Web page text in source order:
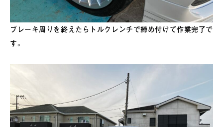
ブレーキ周りを終えたらトルクレンチで締め付けて作業完了で
す。